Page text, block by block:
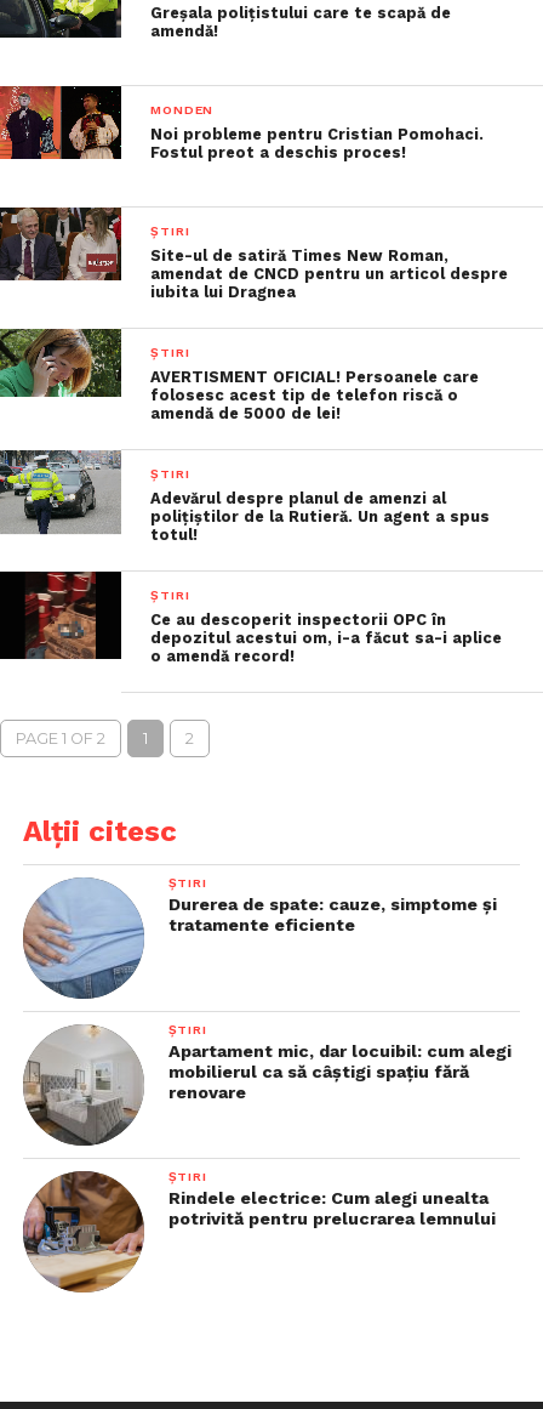
Greșala polițistului care te scapă de
amendă!
MONDEN
Noi probleme pentru Cristian Pomohaci.
Fostul preot a deschis proces!
ȘTIRI
Site-ul de satiră Times New Roman,
amendat de CNCD pentru un articol despre
iubita lui Dragnea
ȘTIRI
AVERTISMENT OFICIAL! Persoanele care
folosesc acest tip de telefon riscă o
amendă de 5000 de lei!
ȘTIRI
Adevărul despre planul de amenzi al
polițiștilor de la Rutieră. Un agent a spus
totul!
ȘTIRI
Ce au descoperit inspectorii OPC în
depozitul acestui om, i-a făcut sa-i aplice
o amendă record!
PAGE 1 OF 2 1 2
Alții citesc
ȘTIRI
Durerea de spate: cauze, simptome și
tratamente eficiente
ȘTIRI
Apartament mic, dar locuibil: cum alegi
mobilierul ca să câștigi spațiu fără
renovare
ȘTIRI
Rindele electrice: Cum alegi unealta
potrivită pentru prelucrarea lemnului